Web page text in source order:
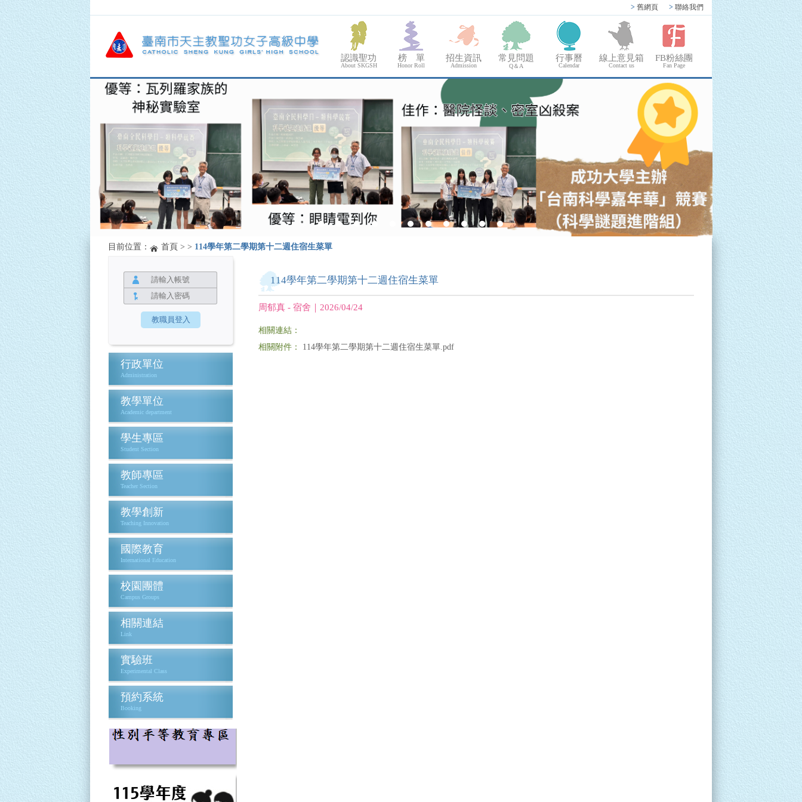
> 舊網頁 > 聯絡我們
認識聖功
About SKGSH
榜 單
Honor Roll
招生資訊
Admission
常見問題
Q＆A
行事曆
Calendar
線上意見箱
Contact us
FB粉絲團
Fan Page
目前位置： 首頁 > > 114學年第二學期第十二週住宿生菜單
行政單位
Administration
教學單位
Academic department
學生專區
Student Section
教師專區
Teacher Section
教學創新
Teaching Innovation
國際教育
International Education
校園團體
Campus Groups
相關連結
Link
實驗班
Experimental Class
預約系統
Booking
114學年第二學期第十二週住宿生菜單
周郁真 - 宿舍｜2026/04/24
相關連結：
相關附件： 114學年第二學期第十二週住宿生菜單.pdf